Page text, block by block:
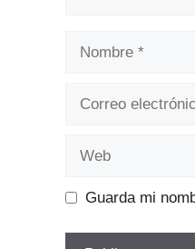
Guarda mi